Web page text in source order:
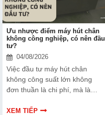
Ưu nhược điểm máy hút chân
không công nghiệp, có nên đầu
tư?
04/08/2026
Việc đầu tư máy hút chân
không công suất lớn không
đơn thuần là chi phí, mà là
sản phẩm và nâng cao vị thế
XEM TIẾP